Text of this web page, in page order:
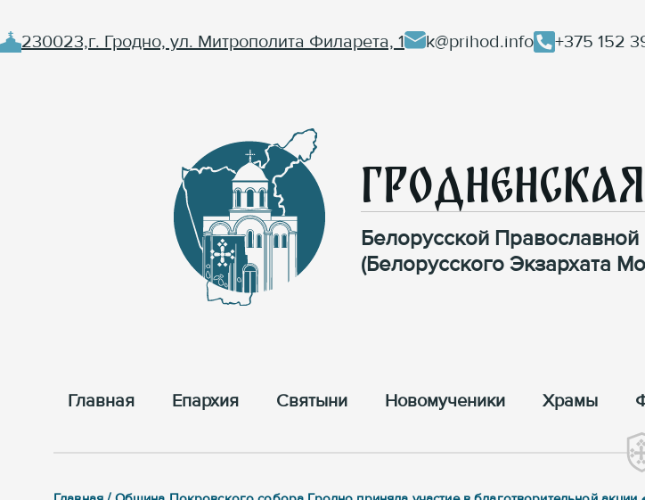
230023,г. Гродно, ул. Митрополита Филарета, 1 k@prihod.info +375 152
Белорусской
(Белорусского Экзархата
Главная Епархия Cвятыни Новомученики Храмы